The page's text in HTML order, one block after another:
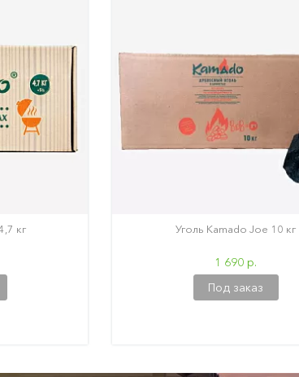
кг Уголь Kamado Joe 10 кг
1 690 р.
Под заказ